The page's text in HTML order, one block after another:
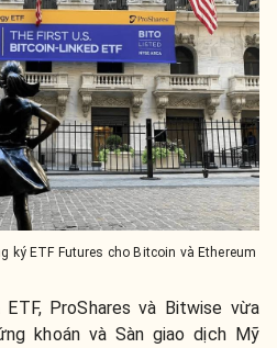
ký ETF Futures cho Bitcoin và Ethereum
ProShares và Bitwise vừa
khoán và Sàn giao dịch Mỹ